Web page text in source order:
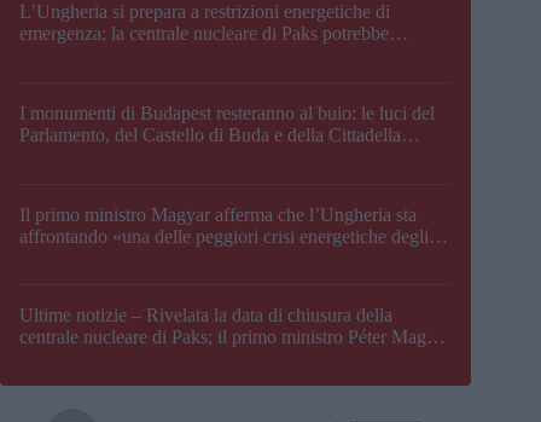
L’Ungheria si prepara a restrizioni energetiche di
emergenza; la centrale nucleare di Paks potrebbe
I monumenti di Budapest resteranno al buio: le luci del
Parlamento, del Castello di Buda e della Cittadella
Il primo ministro Magyar afferma che l’Ungheria sta
affrontando «una delle peggiori crisi energetiche degli
Ultime notizie – Rivelata la data di chiusura della
centrale nucleare di Paks; il primo ministro Péter Magyar